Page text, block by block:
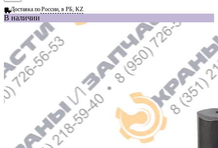
Доставка поРоссии, в РБ, KZ
В наличии